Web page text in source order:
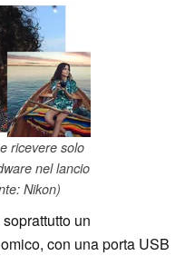
ricevere solo
nel lancio
Nikon)
un
con una porta USB